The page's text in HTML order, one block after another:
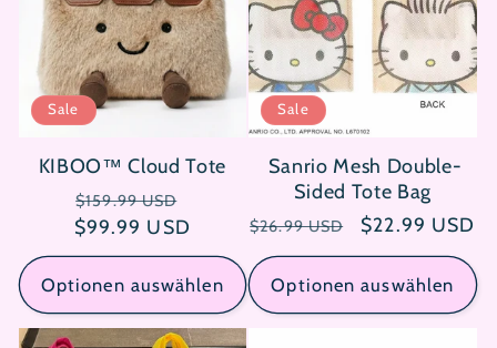
e
Sale
KIBOO™ Cloud Tote
Normaler
Preis
$159.99 USD
Verkaufspreis
$99.99 USD
Optionen auswählen
Sale
Sanrio Mesh Double-
Sided Tote Bag
Normaler
Preis
$26.99 USD Verkaufspreis
$22.99 USD
Optionen auswählen